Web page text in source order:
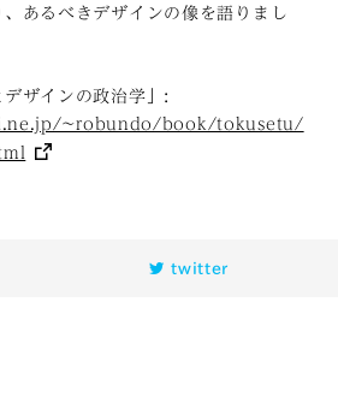
あるべきデザインの像を語りまし
ザインの政治学」:
~robundo/book/tokusetu/
twitter